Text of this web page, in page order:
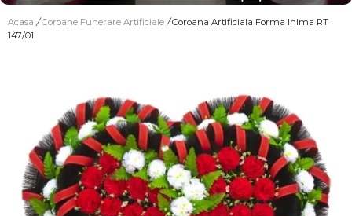
Acasa / Coroane Funerare Artificiale / Coroana Artificiala Forma Inima RT
147/01